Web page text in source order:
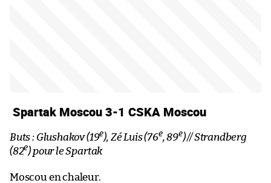
Spartak Moscou 3-1 CSKA Moscou
Buts : Glushakov (19e), Zé Luis (76e, 89e) // Strandberg
(82e) pour le Spartak
Moscou en chaleur.